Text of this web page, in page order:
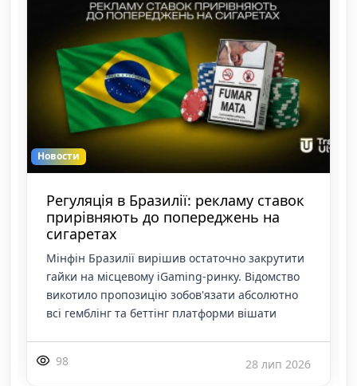
Новости
Регуляція в Бразилії: рекламу ставок
прирівняють до попереджень на
сигаретах
Мінфін Бразилії вирішив остаточно закрутити
гайки на місцевому iGaming-ринку. Відомство
викотило пропозицію зобов'язати абсолютно
всі гемблінг та беттінг платформи вішати
98 28 лип 2026